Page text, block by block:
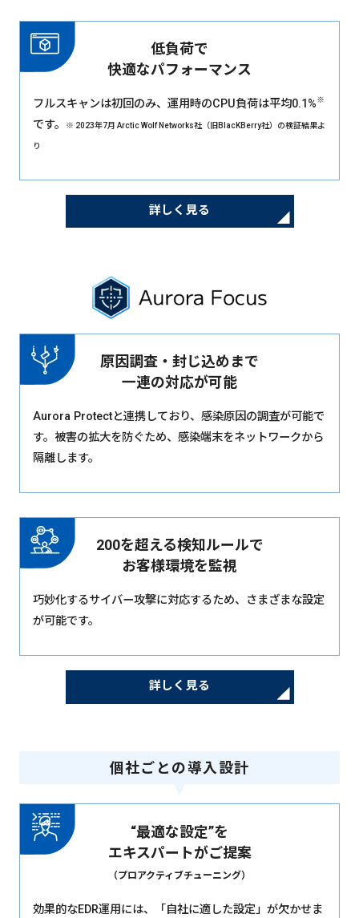
低負荷で
快適なパフォーマンス
フルスキャンは初回のみ、運用時のCPU負荷は平均0.1%※
です。 ※ 2023年7月 Arctic Wolf Networks社（旧BlacKBerry社）の検証結果よ
り
詳しく見る
原因調査・封じ込めまで
一連の対応が可能
Aurora Protectと連携しており、感染原因の調査が可能で
す。被害の拡大を防ぐため、感染端末をネットワークから
隔離します。
200を超える検知ルールで
お客様環境を監視
巧妙化するサイバー攻撃に対応するため、さまざまな設定
が可能です。
詳しく見る
個社ごとの導入設計
“最適な設定”を
エキスパートがご提案
（プロアクティブチューニング）
効果的なEDR運用には、「自社に適した設定」が欠かせま